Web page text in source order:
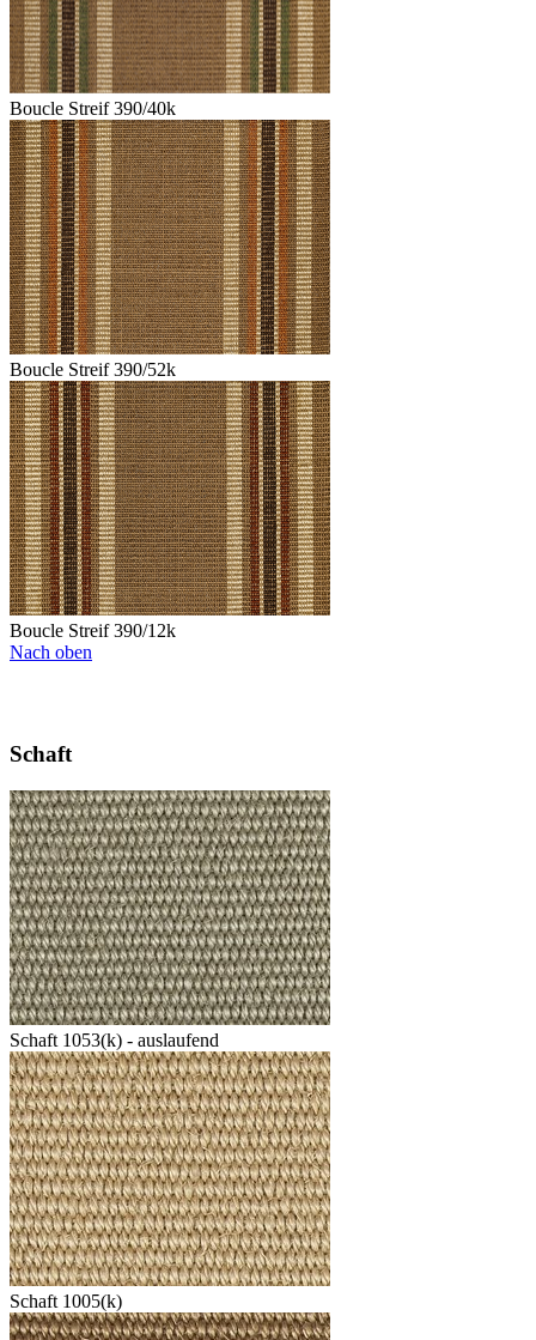
Boucle Streif 390/40k
Boucle Streif 390/52k
Boucle Streif 390/12k
Nach oben
Schaft
Schaft 1053(k) - auslaufend
Schaft 1005(k)